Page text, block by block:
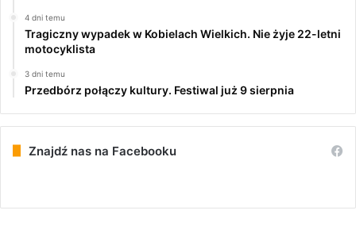
4 dni temu
Tragiczny wypadek w Kobielach Wielkich. Nie żyje 22-letni
motocyklista
3 dni temu
Przedbórz połączy kultury. Festiwal już 9 sierpnia
Znajdź nas na Facebooku